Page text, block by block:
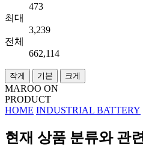
473
최대
3,239
전체
662,114
작게 기본 크게
MAROO ON
PRODUCT
HOME INDUSTRIAL BATTERY
현재 상품 분류와 관